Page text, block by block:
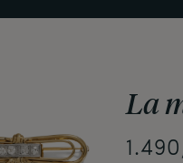
La